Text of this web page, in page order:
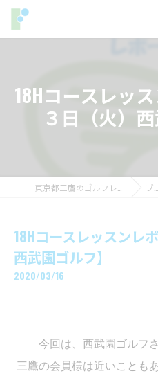
18Hコースレッ
３日（火）西
ブログ
18Hコースレッスンレ
西武園ゴルフ】
2020/03/16
今回は、西武園ゴルフ
三鷹の会員様は近いことも